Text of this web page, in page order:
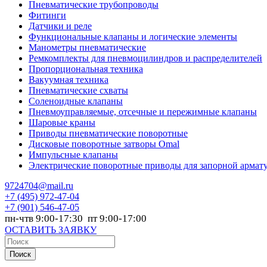
Пневматические трубопроводы
Фитинги
Датчики и реле
Функциональные клапаны и логические элементы
Манометры пневматические
Ремкомплекты для пневмоцилиндров и распределителей
Пропорциональная техника
Вакуумная техника
Пневматические схваты
Соленоидные клапаны
Пневмоуправляемые, отсечные и пережимные клапаны
Шаровые краны
Приводы пневматические поворотные
Дисковые поворотные затворы Omal
Импульсные клапаны
Электрические поворотные приводы для запорной
9724704@mail.ru
+7 (495) 972-47-04
+7 (901) 546-47-05
пн-чтв 9:00-17:30 пт 9:00-17:00
ОСТАВИТЬ ЗАЯВКУ
Поиск